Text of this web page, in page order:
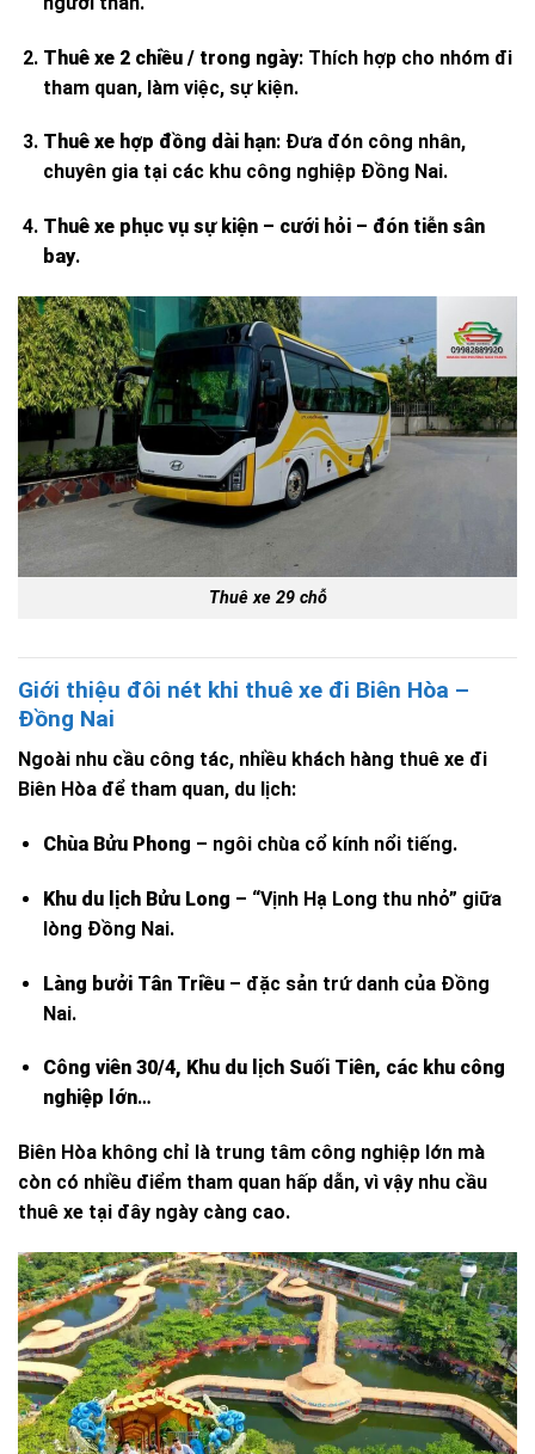
Thuê xe 2 chiều / trong ngày: Thích hợp cho nhóm đi
tham quan, làm việc, sự kiện.
Thuê xe hợp đồng dài hạn: Đưa đón công nhân,
chuyên gia tại các khu công nghiệp Đồng Nai.
Thuê xe phục vụ sự kiện – cưới hỏi – đón tiễn sân
bay.
Thuê xe 29 chỗ
Giới thiệu đôi nét khi thuê xe đi Biên Hòa –
Đồng Nai
Ngoài nhu cầu công tác, nhiều khách hàng thuê xe đi
Biên Hòa để tham quan, du lịch:
Chùa Bửu Phong – ngôi chùa cổ kính nổi tiếng.
Khu du lịch Bửu Long – “Vịnh Hạ Long thu nhỏ” giữa
lòng Đồng Nai.
Làng bưởi Tân Triều– đặc sản trứ danh của Đồng
Nai.
Công viên 30/4, Khu du lịch Suối Tiên, các khu công
nghiệp lớn…
Biên Hòa không chỉ là trung tâm công nghiệp lớn mà
còn có nhiều điểm tham quan hấp dẫn, vì vậy nhu cầu
thuê xe tại đây ngày càng cao.